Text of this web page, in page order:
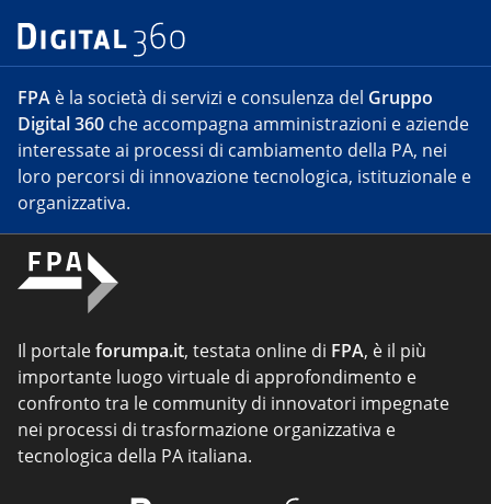
FPA è la società di servizi e consulenza del Gruppo
Digital 360 che accompagna amministrazioni e aziende
interessate ai processi di cambiamento della PA, nei
loro percorsi di innovazione tecnologica, istituzionale e
organizzativa.
Il portaleforumpa.it, testata online di FPA, è il più
importante luogo virtuale di approfondimento e
confronto tra le community di innovatori impegnate
nei processi di trasformazione organizzativa e
tecnologica della PA italiana.